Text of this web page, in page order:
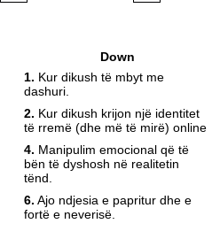
Down
1. Kur dikush të mbyt me
dashuri.
2. Kur dikush krijon një identitet
të rremë (dhe më të mirë) online
4. Manipulim emocional që të
bën të dyshosh në realitetin
tënd.
6. Ajo ndjesia e papritur dhe e
fortë e neverisë.